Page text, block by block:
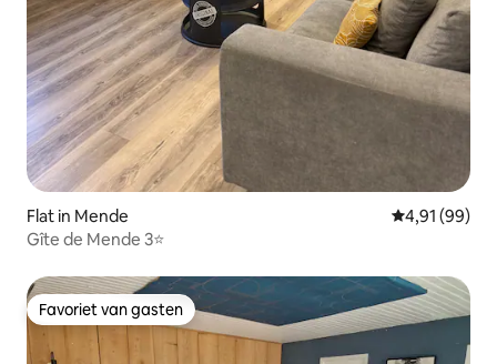
Flat in Mende Gemiddelde
4,91 (99)
Gîte de Mende 3⭐️
Favoriet van gasten
Favoriet van gasten